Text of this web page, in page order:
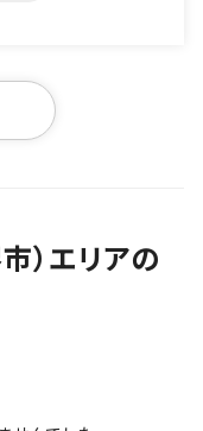
）エリアの